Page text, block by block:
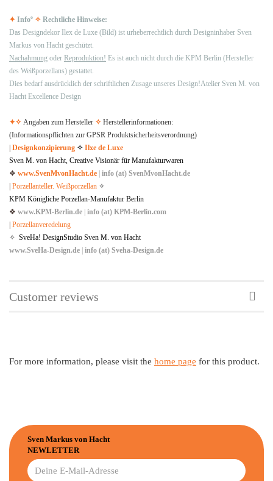
✦ Infoº ✧ Rechtliche Hinweise:
Das Designdekor Ilex de Luxe (Bild) ist urheberrechtlich durch Designinhaber Sven
Markus von Hacht geschützt.
Nachahmung oder Reproduktion! Es ist auch nicht durch die KPM Berlin (Hersteller
des Weißporzellans) gestattet.
Dies bedarf ausdrücklich der schriftlichen Zusage unseres Design!Atelier Sven M. von
Hacht Excellence Design
✦✧ Angaben zum Hersteller ✧ Herstellerinformationen:
(Informationspflichten zur GPSR Produktsicherheitsverordnung)
Designkonzipierung ✧ Ilxe de Luxe
Sven M. von Hacht, Creative Visionär für Manufakturwaren
❖ www.SvenMvonHacht.de info (at) SvenMvonHacht.de
Porzellanteller. Weißporzellan ✧
KPM Königliche Porzellan-Manufaktur Berlin
❖ www.KPM-Berlin.de info (at) KPM-Berlin.com
Porzellanveredelung
✧ SveHa! DesignStudio Sven M. von Hacht
www.SveHa-Design.de info (at) Sveha-Design.de
Customer reviews
For more information, please visit the home page for this product.
Sven Markus von Hacht
NEWLETTER